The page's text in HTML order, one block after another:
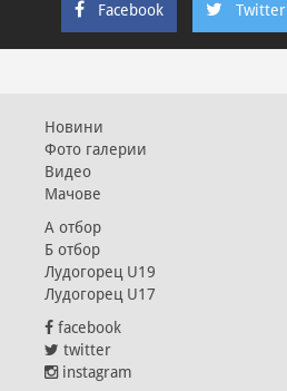
Facebook Twitter
Новини
Фото галерии
Видео
Мачове
А отбор
Б отбор
Лудогорец U19
Лудогорец U17
facebook
twitter
instagram